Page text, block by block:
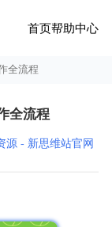
首页帮助中心
全流程
全流程
源 - 新思维站官网